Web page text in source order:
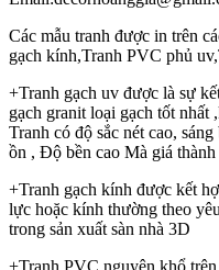
Các mẫu tranh được in trên
gạch kính,Tranh PVC phủ
+Tranh gạch uv được là sự
gạch granit loại gạch tốt nhất
Tranh có độ sắc nét cao,
ồn , Độ bền cao Mà giá thành
+Tranh gạch kính được kết
lực hoặc kính thường theo
trong sản xuất sàn nhà 3D